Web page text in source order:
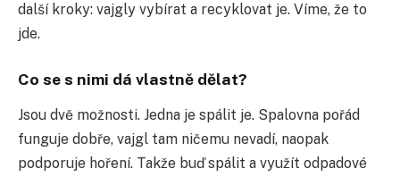
další kroky: vajgly vybírat a recyklovat je. Víme, že to
jde.
Co se s nimi dá vlastně dělat?
Jsou dvě možnosti. Jedna je spálit je. Spalovna pořád
funguje dobře, vajgl tam ničemu nevadí, naopak
podporuje hoření. Takže buď spálit a využít odpadové